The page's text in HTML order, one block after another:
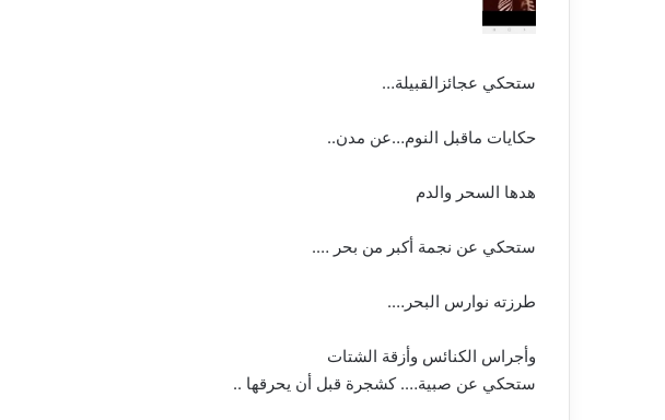
ستحكي عجائزالقبيلة…
حكايات ماقبل النوم…عن مدن..
هدها السحر والدم
ستحكي عن نجمة أكبر من بحر ….
طرزته نوارس البحر….
وأجراس الكنائس وأزقة الشتات
ستحكي عن صبية…. كشجرة قبل أن يحرقها ..